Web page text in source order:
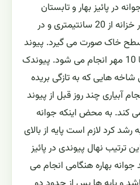
در پائیز بهار و تابستان
انجام می شود. عمل پیوند در خزانه از 20 سانتیمتری و در
سانتیمتر سطح خاک صورت می گیرد. پیوند
جوانه پائیزه نیز از 10 مرداد تا 10 مهر انجام می شود. پیوندک
هایی که به تازگی بریده
آبیاری چند روز قبل از پیوند‏
به محض اینکه جوانه
کرد لازم است پایه از بالای
ترتیب نهال پیوندی در پائیز
جوانه بهاره هنگامی انجام می